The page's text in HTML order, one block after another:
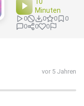
Minuten
0 0 0
0
0
0 0
vor 5 Jahren